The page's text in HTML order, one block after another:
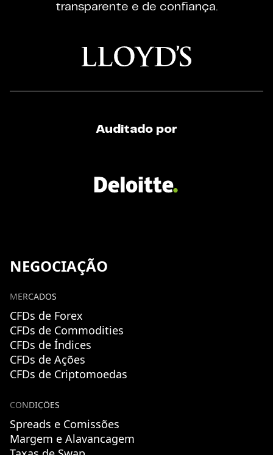
transparente e de confiança.
Auditado por
NEGOCIAÇÃO
MERCADOS
CFDs de Forex
CFDs de Commodities
CFDs de Índices
CFDs de Ações
CFDs de Criptomoedas
CONDIÇÕES
Spreads e Comissões
Margem e Alavancagem